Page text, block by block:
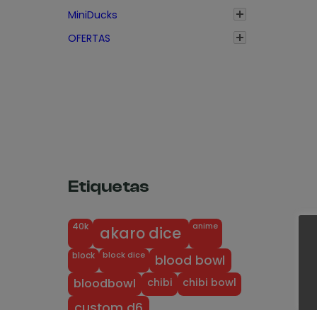
MiniDucks
OFERTAS
Etiquetas
40k akaro dice anime
block block dice blood bowl
bloodbowl chibi chibi bowl